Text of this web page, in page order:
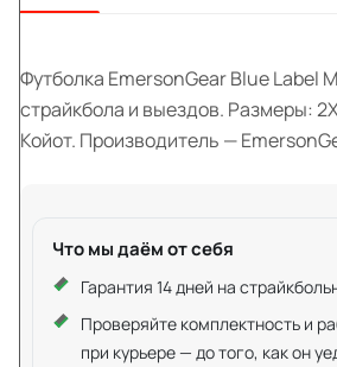
Футболка EmersonGear Blue Label
страйкбола и выездов. Размеры:
Койот. Производитель —
Что мы даём от себя
Гарантия 14 дней на
Проверяйте комплектность и
при курьере — до того, как он